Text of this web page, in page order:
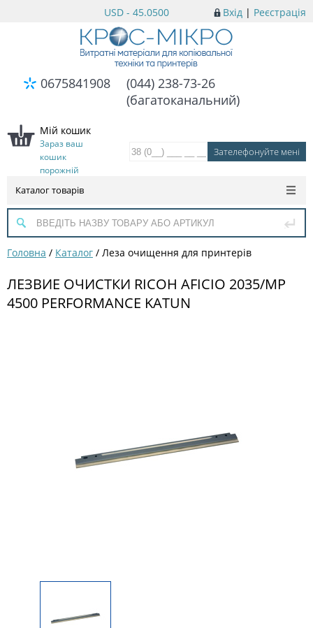
Вхід | Реєстрація
USD - 45.0500
0675841908
(044) 238-73-26
(багатоканальний)
Мій кошик
Зараз ваш
кошик
порожній
Каталог товарів
Головна / Каталог / Леза очищення для принтерів
ЛЕЗВИЕ ОЧИСТКИ RICOH AFICIO 2035/MP
4500 PERFORMANCE KATUN